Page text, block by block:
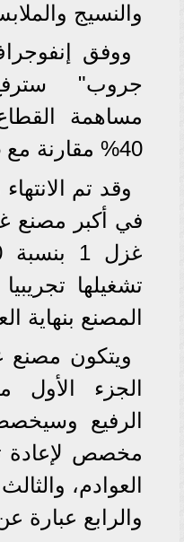
والنسيج
ووفق
جروب"
مساهمة
40% مقارنة مع 2.5 حاليًا.
وقد تم
في أكبر مصنع
تشغيلها
المصنع بنهاية
الجزء الأول
الرفيع
مخصص لإعادة
العوادم،
والرابع عبارة